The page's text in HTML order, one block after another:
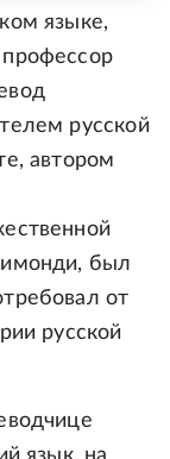
языке,
русской
автором
был
от
русской